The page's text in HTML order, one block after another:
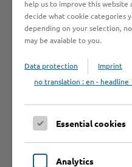
Rechtsbehelf
Anträge /
Formulare
help us to improve this website
decide what cookie categories
depending on your selection,
may be avaiable to you.
Data protection
Imprint
no translation : en -
Essential cookies
Analytics